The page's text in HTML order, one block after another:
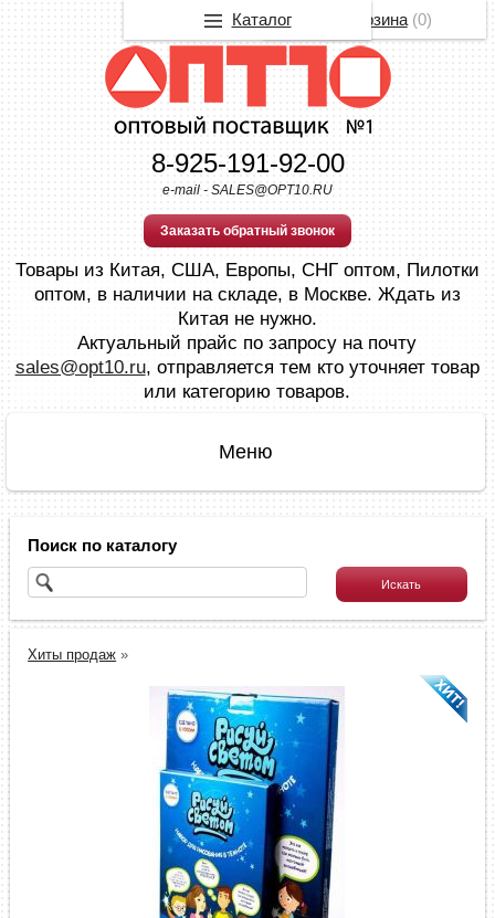
8-925-191-92-00
e-mail - SALES@OPT10.RU
Заказать обратный звонок
Товары из Китая, США, Европы, СНГ оптом, Пилотки
оптом, в наличии на складе, в Москве. Ждать из
Китая не нужно.
Актуальный прайс по запросу на почту
sales@opt10.ru, отправляется тем кто уточняет товар
или категорию товаров.
Поиск по каталогу
Хиты продаж »
Корзина(0)
Каталог